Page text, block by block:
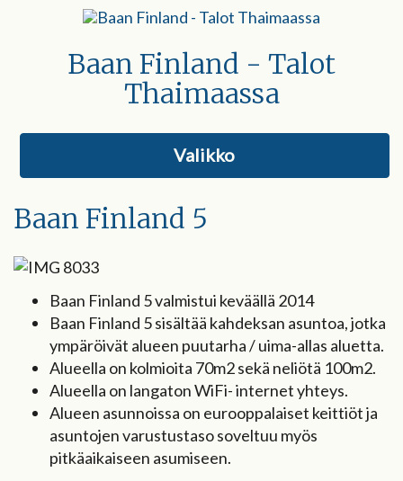
Baan Finland - Talot
Thaimaassa
Valikko
Baan Finland 5
Baan Finland 5 valmistui keväällä 2014
Baan Finland 5 sisältää kahdeksan asuntoa, jotka
ympäröivät alueen puutarha / uima-allas aluetta.
Alueella on kolmioita 70m2 sekä neliötä 100m2.
Alueella on langaton WiFi- internet yhteys.
Alueen asunnoissa on eurooppalaiset keittiöt ja
asuntojen varustustaso soveltuu myös
pitkäaikaiseen asumiseen.